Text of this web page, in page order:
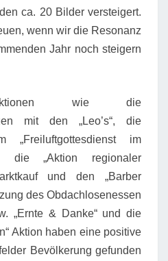
ca. 20 Bilder versteigert.
wenn wir die Resonanz
Jahr noch steigern
Aktionen wie die
mit den „Leo’s“, die
„Freiluftgottesdienst im
die „Aktion regionaler
und den „Barber
des Obdachlosenessen
„Ernte & Danke“ und die
Aktion haben eine positive
Bevölkerung gefunden